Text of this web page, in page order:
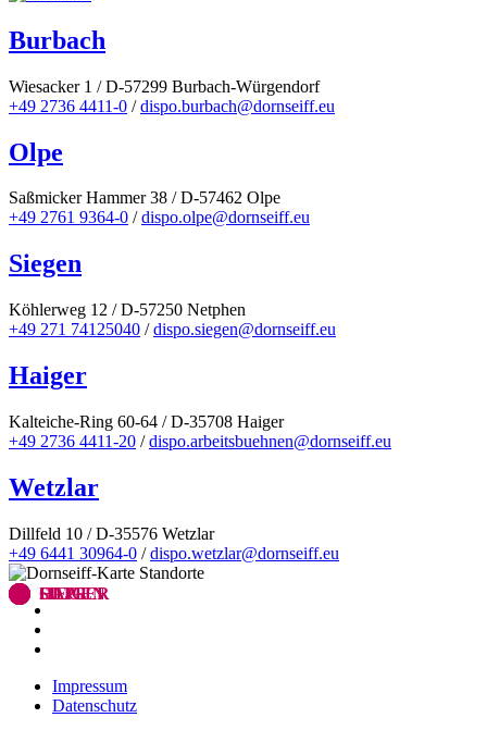
Burbach
Wiesacker 1 / D-57299 Burbach-Würgendorf
+49 2736 4411-0 /dispo.burbach@dornseiff.eu
Olpe
Saßmicker Hammer 38 / D-57462 Olpe
+49 2761 9364-0 /dispo.olpe@dornseiff.eu
Siegen
Köhlerweg 12 / D-57250 Netphen
+49 271 74125040 /dispo.siegen@dornseiff.eu
Haiger
Kalteiche-Ring 60-64 / D-35708 Haiger
+49 2736 4411-20 /dispo.arbeitsbuehnen@dornseiff.eu
Wetzlar
Dillfeld 10 / D-35576 Wetzlar
+49 6441 30964-0 /dispo.wetzlar@dornseiff.eu
OLPE
SIEGEN
HAIGER
Impressum
Datenschutz